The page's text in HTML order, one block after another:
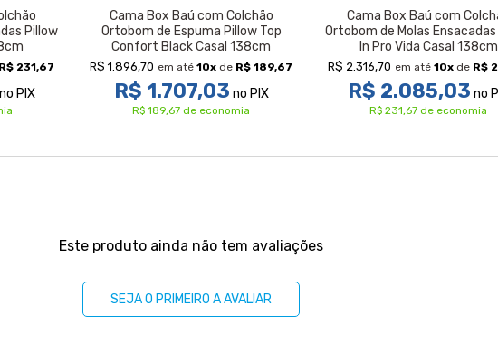
Pillow
R$ 231,67
no PIX
Cama Box Baú com Colchão
Ortobom de Espuma Pillow Top
Confort Black Casal 138cm
R$ 1.896,70 em até 10x de R$ 189,67
R$ 1.707,03 no PIX
R$ 189,67 de economia
Cama Box Baú com
Ortobom de Molas
In Pro Vida Casal 138cm
R$ 2.316,70 em até 10x de R$
R$ 2.085,03 no
R$ 231,67 de economia
Este produto ainda não tem avaliações
SEJA O PRIMEIRO A AVALIAR